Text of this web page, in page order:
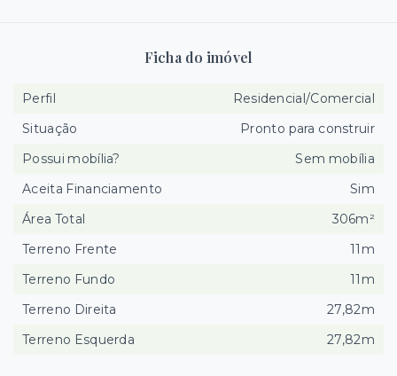
Ficha do imóvel
Perfil
Residencial/Comercial
Situação
Pronto para construir
Possui mobília?
Sem mobília
Aceita Financiamento
Sim
Área Total
306m²
Terreno Frente
11m
Terreno Fundo
11m
Terreno Direita
27,82m
Terreno Esquerda
27,82m